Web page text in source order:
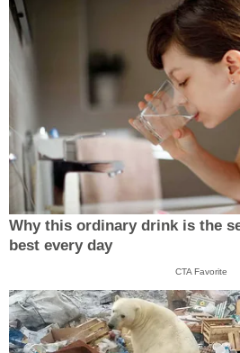
Why this ordinary drink is the
best every day
CTA Favorite